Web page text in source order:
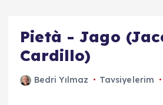
Pietà - Jago
Cardillo)
Bedri Yılmaz Tavsiyelerim